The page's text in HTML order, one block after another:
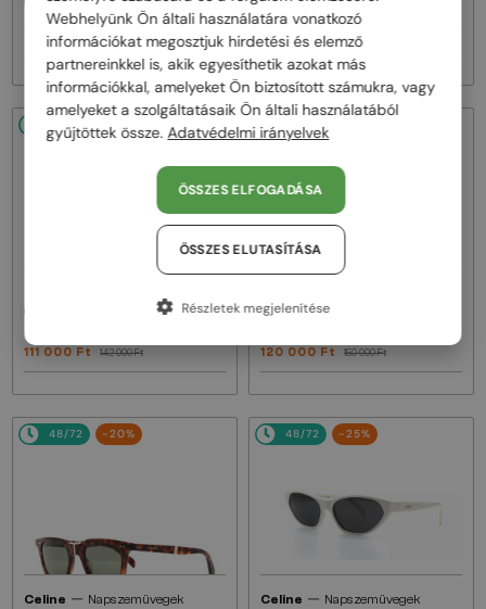
93 000 Ft 116 000 Ft 111 000 Ft 142 000 Ft
48/72 -22%
CL40246U-Y - 30N - 59
111 000 Ft 142 000 Ft
48/72
CL40247I - 01A - 50
120 000 Ft 150 000 Ft
48/72 -20%
Celine — Napszemüvegek
48/72 -25%
Celine — Napszemüvegek
Webhelyünk Ön általi használatára vonatkozó
információkat megosztjuk hirdetési és elemző
partnereinkkel is, akik egyesíthetik azokat más
információkkal, amelyeket Ön biztosított számukra, vagy
amelyeket a szolgáltatásaik Ön általi használatából
gyűjtöttek össze. Adatvédelmi irányelvek
ÖSSZES ELFOGADÁSA
ÖSSZES ELUTASÍTÁSA
Részletek megjelenítése